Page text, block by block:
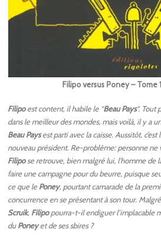
Filipo versus Poney – Tome
Filipoest content, il habile le “Beau Pays“. Tout
dans le meilleur des mondes, mais voilà, il y a
Beau Paysest parti avec la caisse. Aussitôt, c’est
nouveau président. Re-problème: personne ne
Filipose retrouve, bien malgré lui, l’homme de
faire une campagne pour du beurre, puisque
ce que lePoney, pourtant camarade de la
concurrence en se présentant à son tour.
Scruik, Filipopourra-t-il endiguer l’implacable
duPoneyet de ses sbires ?